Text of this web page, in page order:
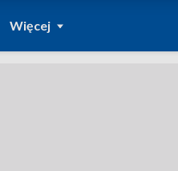
Więcej